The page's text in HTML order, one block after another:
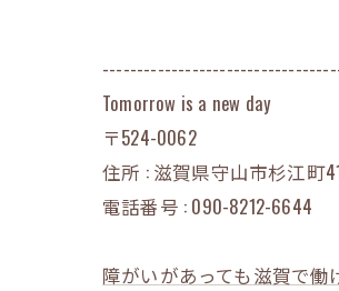
Tomorrow is a new day
〒524-0062
住所 : 滋賀県守山市杉江町
電話番号 : 090-8212-6644
障がいがあっても滋賀で働